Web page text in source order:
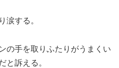
涙する。
の手を取りふたりがうまくい
と訴える。